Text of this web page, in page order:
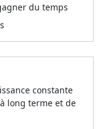
du temps
constante
long terme et de